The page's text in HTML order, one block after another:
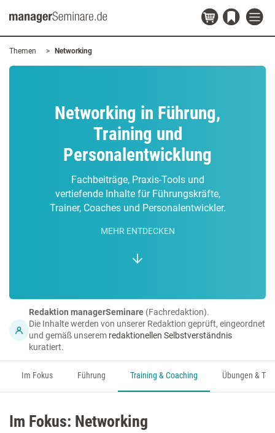
Themen Networking
Networking in Führung,
Training und
Personalentwicklung
Fachbeiträge, Praxis-Tools und
vertiefende Inhalte für Führungskräfte,
Trainer, Coaches und Personalentwickler.
MEHR ENTDECKEN
Redaktion managerSeminare (Fachredaktion).
Die Inhalte werden von unserer Redaktion geprüft, eingeordnet
und gemäß unserem redaktionellen Selbstverständnis
kuratiert.
Im Fokus Führung Training & Coaching Übungen &
Im Fokus: Networking